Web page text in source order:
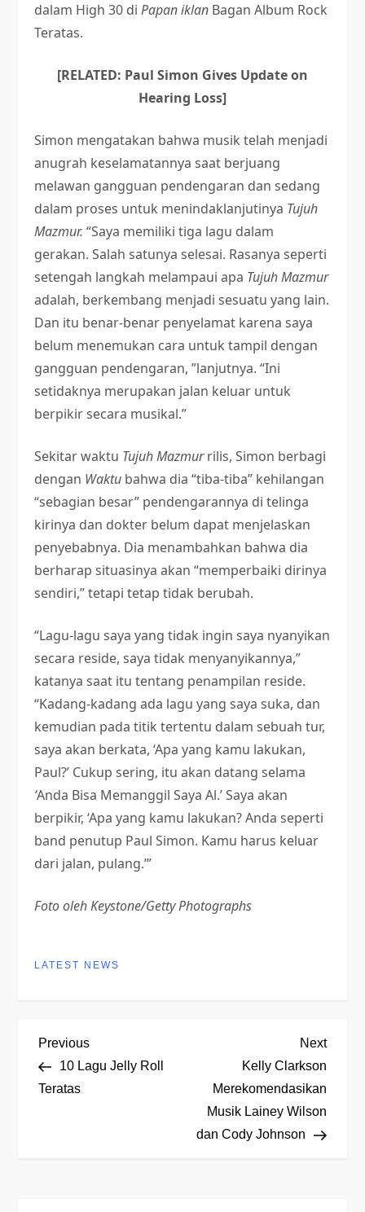
dalam High 30 diPapan iklan Bagan Album Rock
Teratas.
[RELATED: Paul Simon Gives Update on
Hearing Loss]
Simon mengatakan bahwa musik telah menjadi
anugrah keselamatannya saat berjuang
melawan gangguan pendengaran dan sedang
dalam proses untuk menindaklanjutinya Tujuh
Mazmur.“Saya memiliki tiga lagu dalam
gerakan. Salah satunya selesai. Rasanya seperti
setengah langkah melampaui apa Tujuh Mazmur
adalah, berkembang menjadi sesuatu yang lain.
Dan itu benar-benar penyelamat karena saya
belum menemukan cara untuk tampil dengan
gangguan pendengaran, ”lanjutnya. “Ini
setidaknya merupakan jalan keluar untuk
berpikir secara musikal.”
Sekitar waktu Tujuh Mazmurrilis, Simon berbagi
dengan Waktu bahwa dia “tiba-tiba” kehilangan
“sebagian besar” pendengarannya di telinga
kirinya dan dokter belum dapat menjelaskan
penyebabnya. Dia menambahkan bahwa dia
berharap situasinya akan “memperbaiki dirinya
sendiri,” tetapi tetap tidak berubah.
“Lagu-lagu saya yang tidak ingin saya nyanyikan
secara reside, saya tidak menyanyikannya,”
katanya saat itu tentang penampilan reside.
“Kadang-kadang ada lagu yang saya suka, dan
kemudian pada titik tertentu dalam sebuah tur,
saya akan berkata, ‘Apa yang kamu lakukan,
Paul?’ Cukup sering, itu akan datang selama
‘Anda Bisa Memanggil Saya Al.’ Saya akan
berpikir, ‘Apa yang kamu lakukan? Anda seperti
band penutup Paul Simon. Kamu harus keluar
dari jalan, pulang.’”
Foto oleh Keystone/Getty Photographs
LATEST NEWS
P
o
Previous
Post
Previous
10 Lagu Jelly Roll
Teratas
Next
Post
Next
Kelly Clarkson
Merekomendasikan
Musik Lainey Wilson
dan Cody Johnson